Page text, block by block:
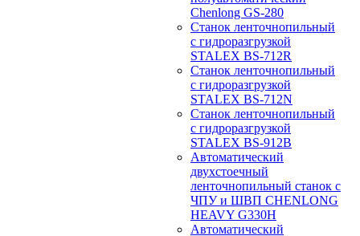
Chenlong GS-280
Станок ленточнопильный
с гидроразгрузкой
STALEX BS-712R
Станок ленточнопильный
с гидроразгрузкой
STALEX BS-712N
Станок ленточнопильный
с гидроразгрузкой
STALEX BS-912B
Автоматический
двухстоечный
ленточнопильный станок с
ЧПУ и ШВП CHENLONG
HEAVY G330H
Автоматический